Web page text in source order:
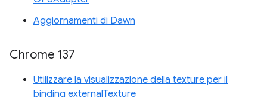
Aggiornamenti di Dawn
Chrome 137
Utilizzare la visualizzazione della texture per il
binding externalTexture